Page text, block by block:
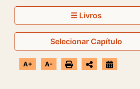
☰ Livros
Selecionar Capítulo
A+ A-